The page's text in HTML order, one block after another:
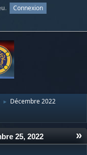
.
Connexion
► Décembre 2022
»
25, 2022